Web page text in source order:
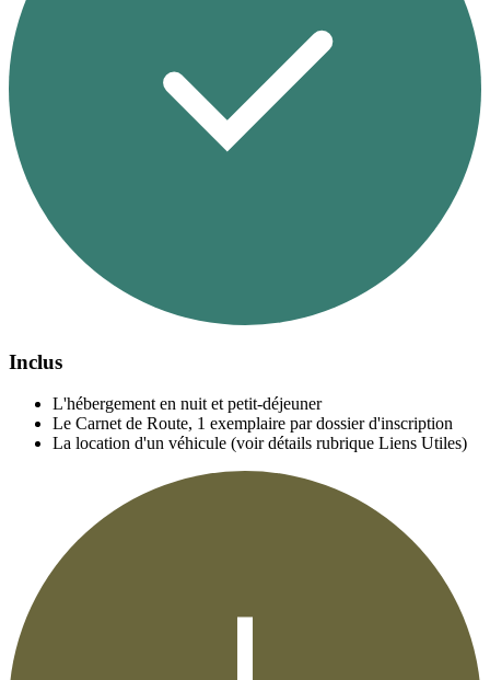
Inclus
L'hébergement en nuit et petit-déjeuner
Le Carnet de Route, 1 exemplaire par dossier d'inscription
La location d'un véhicule (voir détails rubrique Liens Utiles)